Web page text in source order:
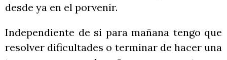
desde ya en el porvenir.
Independiente de si para mañana tengo que
resolver dificultades o terminar de hacer una